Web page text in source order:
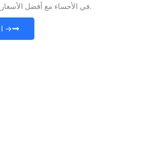
في الأحساء مع أفضل الأسعار واستجابة سريعة.
اعرف المزيد →